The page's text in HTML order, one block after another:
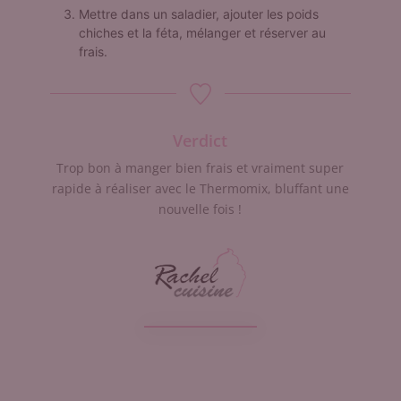
Mettre dans un saladier, ajouter les poids
chiches et la féta, mélanger et réserver au
frais.
Verdict
Trop bon à manger bien frais et vraiment super
rapide à réaliser avec le Thermomix, bluffant une
nouvelle fois !